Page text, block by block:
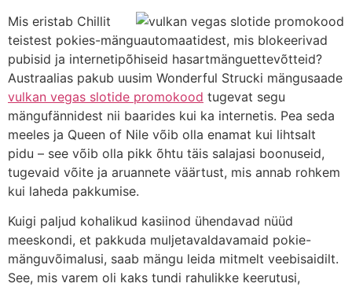
Mis eristab Chillit
teistest pokies-mänguautomaatidest, mis blokeerivad
pubisid ja internetipõhiseid hasartmänguettevõtteid?
Austraalias pakub uusim Wonderful Strucki mängusaade
vulkan vegas slotide promokood tugevat segu
mängufännidest nii baarides kui ka internetis. Pea seda
meeles ja Queen of Nile võib olla enamat kui lihtsalt
pidu – see võib olla pikk õhtu täis salajasi boonuseid,
tugevaid võite ja aruannete väärtust, mis annab rohkem
kui laheda pakkumise.
Kuigi paljud kohalikud kasiinod ühendavad nüüd
meeskondi, et pakkuda muljetavaldavamaid pokie-
mänguvõimalusi, saab mängu leida mitmelt veebisaidilt.
See, mis varem oli kaks tundi rahulikke keerutusi,